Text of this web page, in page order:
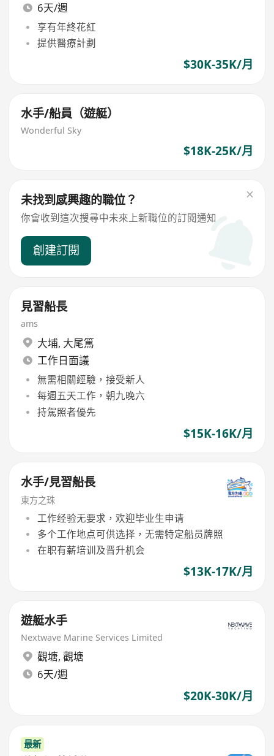
6天/週
享有年終花紅
提供醫療計劃
$30K-35K/月
水手/船員（遊艇）
Wonderful Sky
$18K-25K/月
未找到感興趣的職位？
你會收到這次搜尋中未來上新職位的訂閱通知
創建訂閱
見習船長
ams
大埔, 大尾篤
工作日面議
無需相關經驗，接受新人
每週五天工作，朝九晚六
持駕照者優先
$15K-16K/月
水手/見習船長
東方之珠
工作经验无要求，欢迎毕业生申请
多个工作地点可供选择，无需特定船员牌照
在职有薪培训及晋升机会
$13K-17K/月
遊艇水手
Nextwave Marine Services Limited
觀塘, 觀塘
6天/週
$20K-30K/月
最新